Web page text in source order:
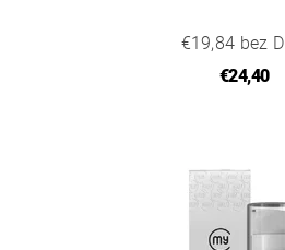
€19,84 bez
€24,40